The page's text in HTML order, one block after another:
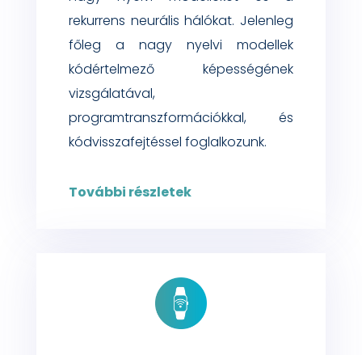
rekurrens neurális hálókat. Jelenleg
főleg a nagy nyelvi modellek
kódértelmező képességének
vizsgálatával,
programtranszformációkkal, és
kódvisszafejtéssel foglalkozunk.
További részletek